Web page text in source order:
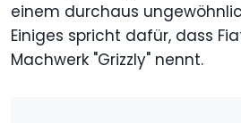
einem durchaus
Einiges spricht dafür, dass
Machwerk "Grizzly" nennt.